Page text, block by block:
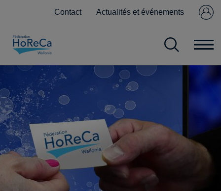
Contact Actualités et événements
membre ?